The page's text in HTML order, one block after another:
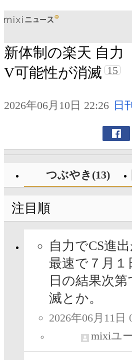
新体制の楽天 自力
V可能性が消滅 15
2026年06月10日 22:26 日
つぶやき(13)
注目順
自力でCS進
最速で７月１
日の結果次
滅とか。
2026年06月11日
mixiユ